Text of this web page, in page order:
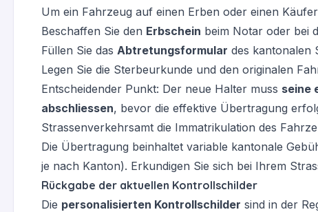
Um ein Fahrzeug auf einen Erben oder einen
Beschaffen Sie den Erbschein beim Notar oder bei
Füllen Sie das Abtretungsformular des kantonalen
Legen Sie die Sterbeurkunde und den originalen
Entscheidender Punkt: Der neue Halter muss seine
abschliessen, bevor die effektive Übertragung
Strassenverkehrsamt die Immatrikulation des
Die Übertragung beinhaltet variable kantonale
je nach Kanton). Erkundigen Sie sich bei Ihrem
Rückgabe der aktuellen Kontrollschilder
Die personalisierten Kontrollschilder sind in der